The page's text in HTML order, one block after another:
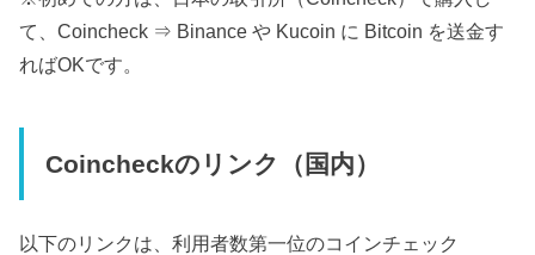
て、Coincheck ⇒ Binance や Kucoin に Bitcoin を送金す
ればOKです。
Coincheckのリンク（国内）
以下のリンクは、利用者数第一位のコインチェック